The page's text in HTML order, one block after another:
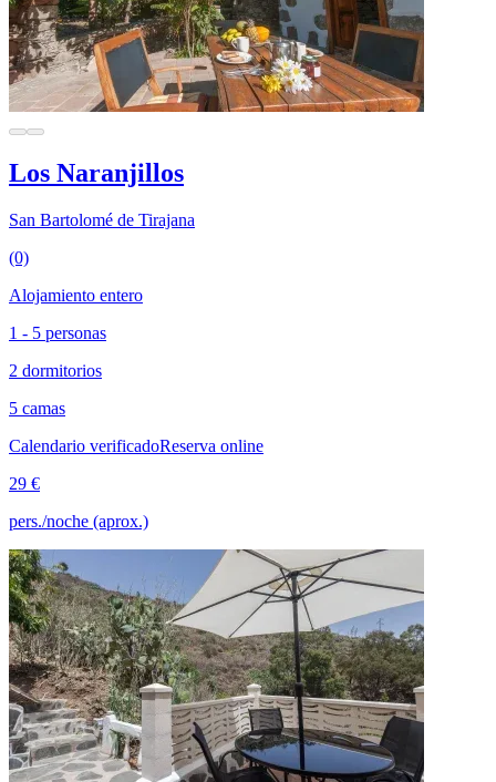
Los Naranjillos
San Bartolomé de Tirajana
(0)
Alojamiento entero
1 - 5 personas
2 dormitorios
5 camas
Calendario verificadoReserva online
29 €
pers./noche (aprox.)